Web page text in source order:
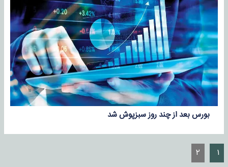
بورس بعد از چند روز سبزپوش شد
۱ ۲